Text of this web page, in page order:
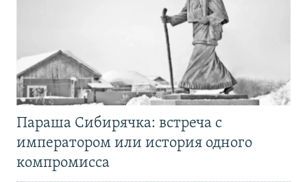
Параша Сибирячка: встреча с
императором или история одного
компромисса